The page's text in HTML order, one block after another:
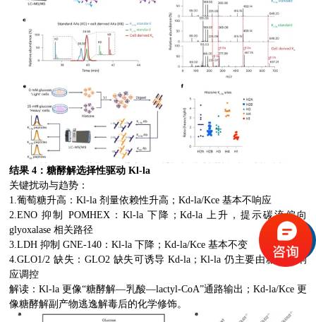
结果 4：糖酵解选择性驱动 Kl-la
关键扰动与趋势：
1.葡萄糖升高：Kl-la 剂量依赖性升高；Kd-la/Kce 基本不响应
2.ENO 抑制 POMHEX：Kl-la 下降；Kd-la 上升，提示碳流偏向
glyoxalase 相关路径
3.LDH 抑制 GNE-140：Kl-la 下降；Kd-la/Kce 基本不变
4.GLO1/2 缺失：GLO2 缺失可诱导 Kd-la；Kl-la 仍主要由糖酵解响
应调控
解读：Kl-la 更像“糖酵解—乳酸—lactyl-CoA”通路输出；Kd-la/Kce 更
像糖酵解副产物逃逸解毒后的化学修饰。